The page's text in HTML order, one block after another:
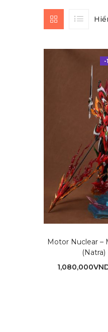
-
Motor Nuclear –
1,080,000